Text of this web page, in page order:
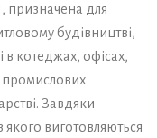
призначена для
будівництві,
в котеджах, офісах,
промислових
Завдяки
якого виготовляються